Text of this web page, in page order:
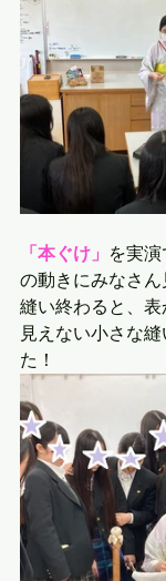
「本ぐけ」
を実
の動きにみなさん
縫い終わると、表
見えない小さな
た！